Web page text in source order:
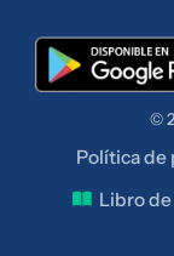
©
Política de
Libro